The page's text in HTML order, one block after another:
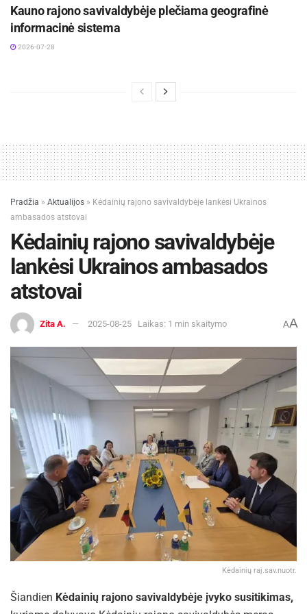
Kauno rajono savivaldybėje plečiama geografinė
informacinė sistema
2026-07-28
Pradžia » Aktualijos » Kėdainių rajono savivaldybėje lankėsi Ukrainos
ambasados atstovai
Kėdainių rajono savivaldybėje
lankėsi Ukrainos ambasados
atstovai
Zita A. 2025-08-25 Laikas: 1 min skaitymo AA
Kėdainių raj.sav.nuotr.
Šiandien Kėdainių rajono savivaldybėje įvyko susitikimas,